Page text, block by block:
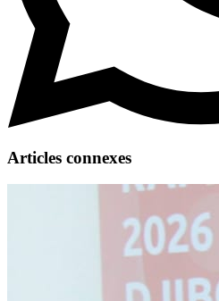
Articles connexes